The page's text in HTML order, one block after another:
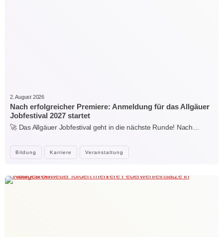
Bildung Karriere Veranstaltung
2. August 2026
Nach erfolgreicher Premiere: Anmeldung für das Allgäuer
Jobfestival 2027 startet
🚀 Das Allgäuer Jobfestival geht in die nächste Runde! Nach…